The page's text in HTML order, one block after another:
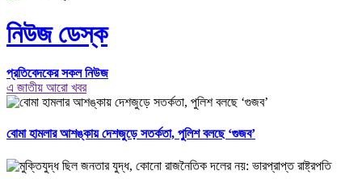
নিউজ ডেস্ক
প্রতিবেদকের সকল নিউজ
এ জাতীয় আরো খবর
বোমা হামলার আশঙ্কায় দেশজুড়ে সতর্কতা, পুলিশ বলছে ‘গুজব’